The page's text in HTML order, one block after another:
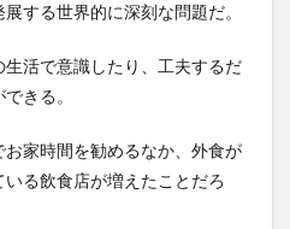
する世界的に深刻な問題だ。
活で意識したり、工夫するだ
きる。
家時間を勧めるなか、外食が
る飲食店が増えたことだろ